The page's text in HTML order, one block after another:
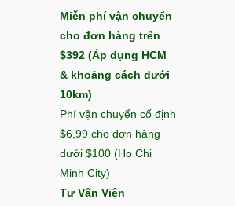
Miễn phí vận chuyển
cho đơn hàng trên
$392 (Áp dụng HCM
& khoảng cách dưới
10km)
Phí vận chuyển cố định
$6,99 cho đơn hàng
dưới $100 (Ho Chi
Minh City)
Tư Vấn Viên